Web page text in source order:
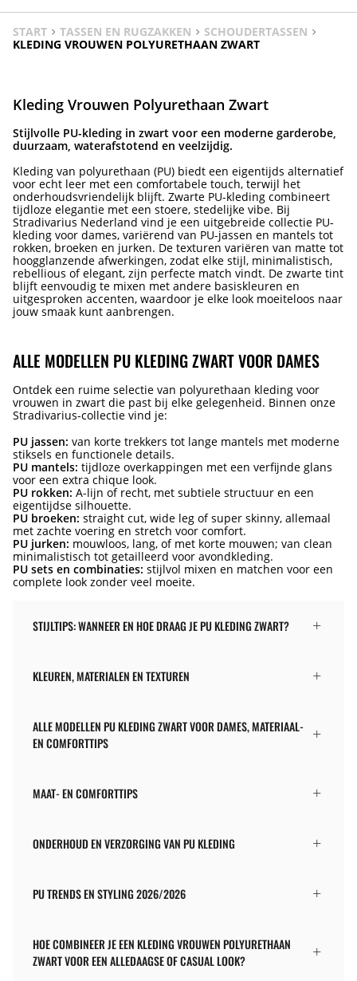
START TASSEN EN RUGZAKKEN
SCHOUDERTASSEN
KLEDING VROUWEN POLYURETHAAN ZWART
Kleding Vrouwen Polyurethaan Zwart
Stijlvolle PU-kleding in zwart voor een moderne garderobe,
duurzaam, waterafstotend en veelzijdig.
Kleding van polyurethaan (PU) biedt een eigentijds alternatief
voor echt leer met een comfortabele touch, terwijl het
onderhoudsvriendelijk blijft. Zwarte PU-kleding combineert
tijdloze elegantie met een stoere, stedelijke vibe. Bij
Stradivarius Nederland vind je een uitgebreide collectie PU-
kleding voor dames, variërend van PU-jassen en mantels tot
rokken, broeken en jurken. De texturen variëren van matte tot
hoogglanzende afwerkingen, zodat elke stijl, minimalistisch,
rebellious of elegant, zijn perfecte match vindt. De zwarte tint
blijft eenvoudig te mixen met andere basiskleuren en
uitgesproken accenten, waardoor je elke look moeiteloos naar
jouw smaak kunt aanbrengen.
ALLE MODELLEN PU KLEDING ZWART VOOR DAMES
Ontdek een ruime selectie van polyurethaan kleding voor
vrouwen in zwart die past bij elke gelegenheid. Binnen onze
Stradivarius-collectie vind je:
PU jassen: van korte trekkers tot lange mantels met moderne
stiksels en functionele details.
PU mantels: tijdloze overkappingen met een verfijnde glans
voor een extra chique look.
PU rokken: A-lijn of recht, met subtiele structuur en een
eigentijdse silhouette.
PU broeken: straight cut, wide leg of super skinny, allemaal
met zachte voering en stretch voor comfort.
PU jurken: mouwloos, lang, of met korte mouwen; van clean
minimalistisch tot getailleerd voor avondkleding.
PU sets en combinaties: stijlvol mixen en matchen voor een
complete look zonder veel moeite.
STIJLTIPS: WANNEER EN HOE DRAAG JE PU KLEDING ZWART?
KLEUREN, MATERIALEN EN TEXTUREN
ALLE MODELLEN PU KLEDING ZWART VOOR DAMES, MATERIAAL-
EN COMFORTTIPS
MAAT- EN COMFORTTIPS
ONDERHOUD EN VERZORGING VAN PU KLEDING
PU TRENDS EN STYLING 2026/2026
HOE COMBINEER JE EEN KLEDING VROUWEN POLYURETHAAN
ZWART VOOR EEN ALLEDAAGSE OF CASUAL LOOK?